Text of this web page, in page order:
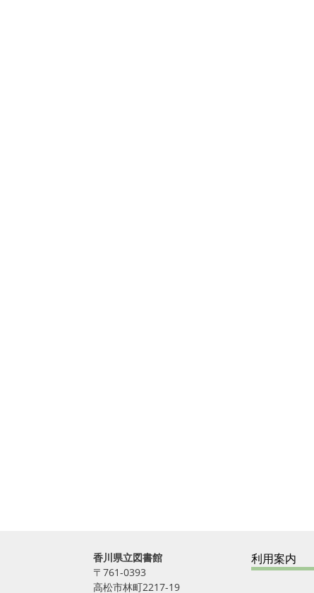
香川県立図書館
〒761-0393
高松市林町2217-19
利用案内